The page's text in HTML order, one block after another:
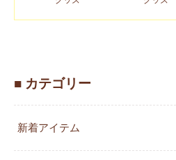
■ カテゴリー
新着アイテム